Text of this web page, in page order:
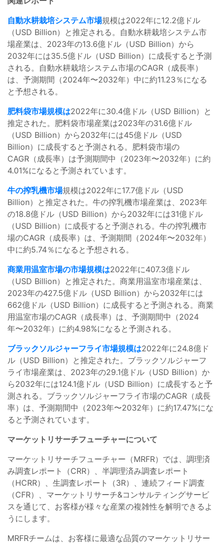
自動水耕栽培システム市場規模は2022年に12.2億ドル
（USD Billion）と推定される。自動水耕栽培システム市
場産業は、2023年の13.6億ドル（USD Billion）から
2032年には35.5億ドル（USD Billion）に成長すると予測
される。自動水耕栽培システム市場のCAGR（成長率）
は、予測期間（2024年〜2032年）中に約11.23％になる
と予想される。
肥料袋市場規模は2022年に30.4億ドル（USD Billion）と
推定された。肥料袋市場産業は2023年の31.6億ドル
（USD Billion）から2032年には45億ドル（USD
Billion）に成長すると予測される。肥料袋市場の
CAGR（成長率）は予測期間中（2023年〜2032年）に約
4.01%になると予測されています。
牛の搾乳機市場規模は2022年に17.7億ドル（USD
Billion）と推定された。牛の搾乳機市場産業は、2023年
の18.8億ドル（USD Billion）から2032年には31億ドル
（USD Billion）に成長すると予測される。牛の搾乳機市
場のCAGR（成長率）は、予測期間（2024年〜2032年）
中に約5.74％になると予想される。
商業用温室市場の市場規模は2022年に407.3億ドル
（USD Billion）と推定された。商業用温室市場産業は、
2023年の427.5億ドル（USD Billion）から2032年には
662億ドル（USD Billion）に成長すると予測される。商業
用温室市場のCAGR（成長率）は、予測期間中（2024
年〜2032年）に約4.98%になると予測される。
ブラックソルジャーフライ市場規模は2022年に24.8億ド
ル（USD Billion）と推定された。ブラックソルジャーフ
ライ市場産業は、2023年の29.1億ドル（USD Billion）か
ら2032年には124.1億ドル（USD Billion）に成長すると予
測される。ブラックソルジャーフライ市場のCAGR（成長
率）は、予測期間中（2023年〜2032年）に約17.47%にな
ると予測されています。
マーケットリサーチフューチャーについて
マーケットリサーチフューチャー（MRFR）では、調理済
み調査レポート（CRR）、半調理済み調査レポート
（HCRR）、生調査レポート（3R）、連続フィード調査
（CFR）、マーケットリサーチ&コンサルティングサービ
スを通じて、お客様が様々な産業の複雑性を解明できるよ
うにします。
MRFRチームは、お客様に最適な品質のマーケットリサー